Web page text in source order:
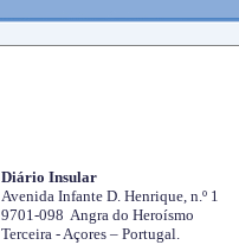
Diário Insular
Avenida Infante D. Henrique, n.º 1
9701-098 Angra do Heroísmo
Terceira - Açores – Portugal.